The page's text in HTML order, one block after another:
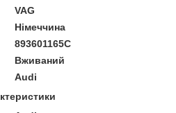
VAG
Німеччина
893601165C
Вживаний
Audi